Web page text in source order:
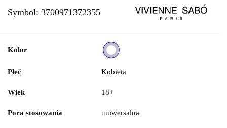
Symbol: 3700971372355
Kolor
Płeć Kobieta
Wiek 18+
Pora stosowania uniwersalna